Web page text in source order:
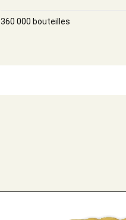
360 000 bouteilles